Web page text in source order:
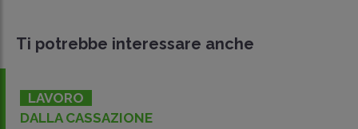
Ti potrebbe interessare anche
LAVORO
DALLA CASSAZIONE